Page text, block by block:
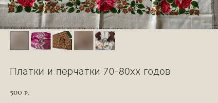
Платки и перчатки 70-80хх годов
500 р.